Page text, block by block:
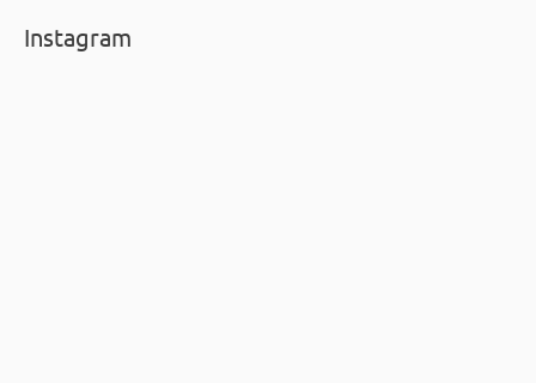
Instagram